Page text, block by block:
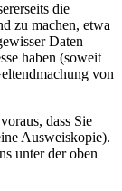
die
zu machen, etwa
Daten
haben (soweit
von
dass Sie
Ausweiskopie).
unter der oben